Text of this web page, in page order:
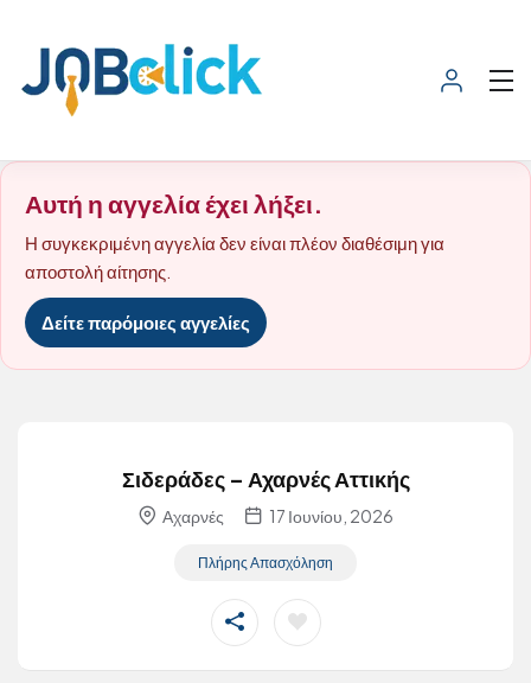
Αυτή η αγγελία έχει λήξει.
Η συγκεκριμένη αγγελία δεν είναι πλέον διαθέσιμη για
αποστολή αίτησης.
Δείτε παρόμοιες αγγελίες
Σιδεράδες – Αχαρνές Αττικής
Αχαρνές 17 Ιουνίου, 2026
Πλήρης Απασχόληση